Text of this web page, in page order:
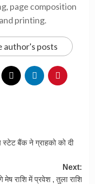
page composition
and printing.
author's posts
स्टेट बैंक ने ग्राहको को दी
Next:
राशि में प्रवेश , तुला राशि